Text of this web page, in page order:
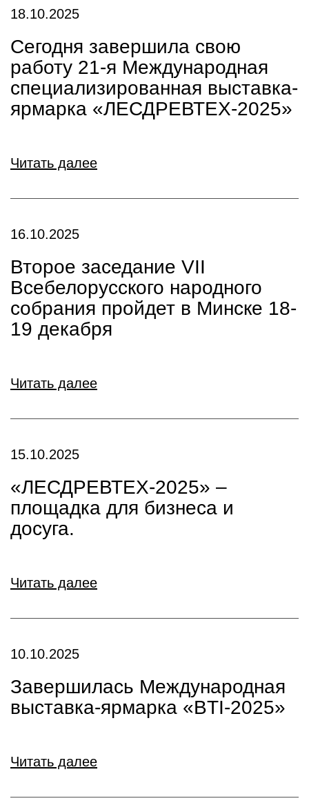
18.10.2025
Сегодня завершила свою
работу 21-я Международная
специализированная выставка-
ярмарка «ЛЕСДРЕВТЕХ-2025»
Читать далее
16.10.2025
Второе заседание VII
Всебелорусского народного
собрания пройдет в Минске 18-
19 декабря
Читать далее
15.10.2025
«ЛЕСДРЕВТЕХ-2025» –
площадка для бизнеса и
досуга.
Читать далее
10.10.2025
Завершилась Международная
выставка-ярмарка «BTI-2025»
Читать далее